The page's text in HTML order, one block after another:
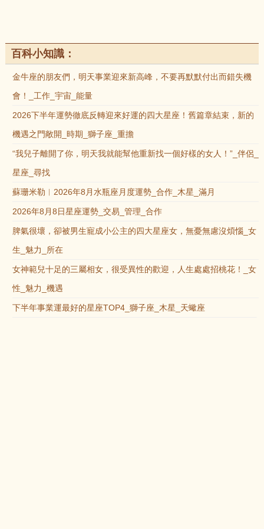
百科小知識：
金牛座的朋友們，明天事業迎來新高峰，不要再默默付出而錯失機
會！_工作_宇宙_能量
2026下半年運勢徹底反轉迎來好運的四大星座！舊篇章結束，新的
機遇之門敞開_時期_獅子座_重擔
“我兒子離開了你，明天我就能幫他重新找一個好樣的女人！”_伴侶_
星座_尋找
蘇珊米勒︱2026年8月水瓶座月度運勢_合作_木星_滿月
2026年8月8日星座運勢_交易_管理_合作
脾氣很壞，卻被男生寵成小公主的四大星座女，無憂無慮沒煩惱_女
生_魅力_所在
女神範兒十足的三屬相女，很受異性的歡迎，人生處處招桃花！_女
性_魅力_機遇
下半年事業運最好的星座TOP4_獅子座_木星_天蠍座